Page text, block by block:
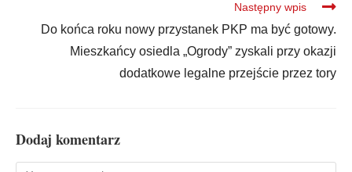
Następny wpis
Do końca roku nowy przystanek PKP ma być gotowy.
Mieszkańcy osiedla „Ogrody” zyskali przy okazji
dodatkowe legalne przejście przez tory
Dodaj komentarz